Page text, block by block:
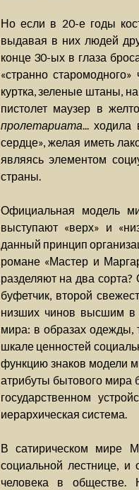
Но если в 20-е годы
выдавая в них людей
конце 30-ых в глаза
«странно
куртка, зеленые штаны,
пистолет маузер в
пролетариата... ходила
сердце», желая иметь
являясь элементом
страны.
Официальная модель
выступают «верх» и
данный принцип
романе «Мастер и
разделяют на два
буфетчик, второй
низших чинов высшим в
мира: в образах одежды,
шкале ценностей
функцию знаков модели
атрибуты бытового мира
государственном
иерархическая система.
В сатирическом мире
социальной лестнице, и
человека в обществе.